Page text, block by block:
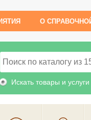
О
Искать товары и услуги